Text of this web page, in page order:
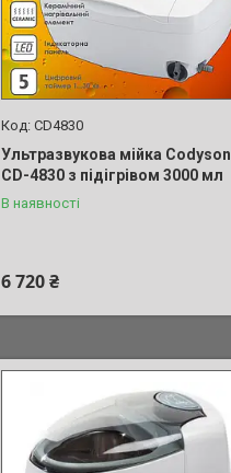
СD4830
Ультразвукова мійка Codyson
CD-4830 з підігрівом 3000 мл
В наявності
6 720 ₴